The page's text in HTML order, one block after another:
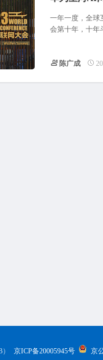
一年一度，全球
会第十年，十年
陈广成
京ICP备20005945号 京